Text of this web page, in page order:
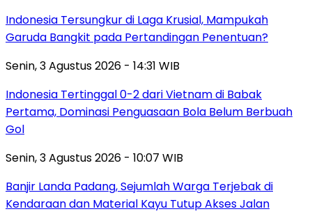
Indonesia Tersungkur di Laga Krusial, Mampukah
Garuda Bangkit pada Pertandingan Penentuan?
Senin, 3 Agustus 2026 - 14:31 WIB
Indonesia Tertinggal 0-2 dari Vietnam di Babak
Pertama, Dominasi Penguasaan Bola Belum Berbuah
Gol
Senin, 3 Agustus 2026 - 10:07 WIB
Banjir Landa Padang, Sejumlah Warga Terjebak di
Kendaraan dan Material Kayu Tutup Akses Jalan